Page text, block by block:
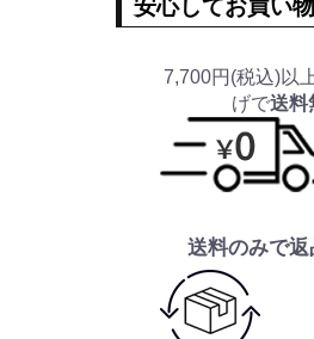
安心してお買い
7,700円(税込)以
げで送料
送料のみで